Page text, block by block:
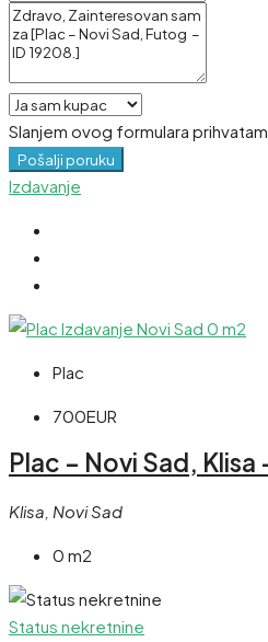
Slanjem ovog formulara prihvatam
Pošalji poruku
Izdavanje
Plac
700EUR
Plac – Novi Sad, Klisa
Klisa, Novi Sad
0 m2
Status nekretnine